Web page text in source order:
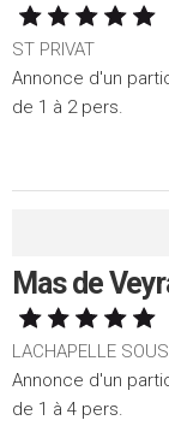
ST PRIVAT
Annonce d'un
de 1 à 2 pers.
Mas de
LACHAPELLE
Annonce d'un
de 1 à 4 pers.